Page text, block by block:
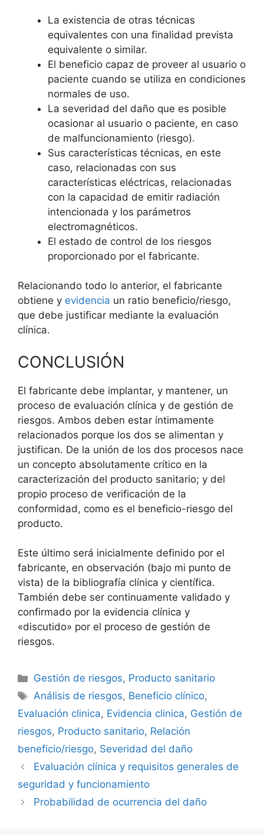
La existencia de otras técnicas
equivalentes con una finalidad prevista
equivalente o similar.
El beneficio capaz de proveer al usuario o
paciente cuando se utiliza en condiciones
normales de uso.
La severidad del daño que es posible
ocasionar al usuario o paciente, en caso
de malfuncionamiento (riesgo).
Sus características técnicas, en este
caso, relacionadas con sus
características eléctricas, relacionadas
con la capacidad de emitir radiación
intencionada y los parámetros
electromagnéticos.
El estado de control de los riesgos
proporcionado por el fabricante.
Relacionando todo lo anterior, el fabricante
obtiene y evidencia un ratio beneficio/riesgo,
que debe justificar mediante la evaluación
clínica.
CONCLUSIÓN
El fabricante debe implantar, y mantener, un
proceso de evaluación clínica y de gestión de
riesgos. Ambos deben estar íntimamente
relacionados porque los dos se alimentan y
justifican. De la unión de los dos procesos nace
un concepto absolutamente crítico en la
caracterización del producto sanitario; y del
propio proceso de verificación de la
conformidad, como es el beneficio-riesgo del
producto.
Este último será inicialmente definido por el
fabricante, en observación (bajo mi punto de
vista) de la bibliografía clínica y científica.
También debe ser continuamente validado y
confirmado por la evidencia clínica y
«discutido» por el proceso de gestión de
riesgos.
Gestión de riesgos, Producto sanitario
Análisis de riesgos, Beneficio clínico,
Evaluación clinica, Evidencia clinica, Gestión de
riesgos, Producto sanitario, Relación
beneficio/riesgo, Severidad del daño
Evaluación clínica y requisitos generales de
seguridad y funcionamiento
Probabilidad de ocurrencia del daño